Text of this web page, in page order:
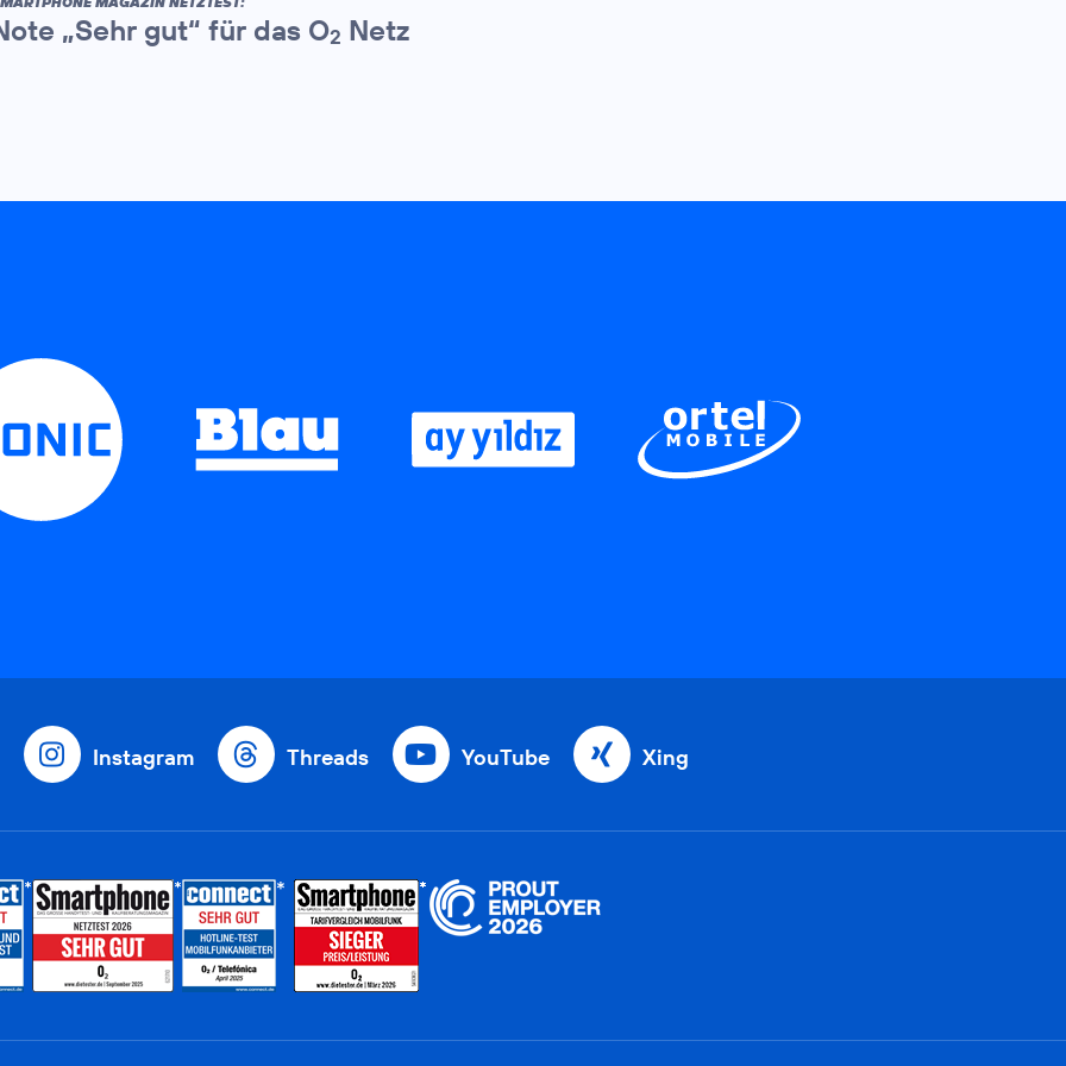
„Sehr gut“ für das O2 Netz
Instagram Threads YouTube Xing